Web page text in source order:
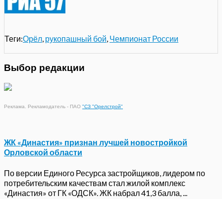
Теги:Орёл рукопашный бой Чемпионат России
Выбор редакции
Реклама. Рекламодатель - ПАО "СЗ "Орелстрой"
ЖК «Династия» признан лучшей новостройкой
Орловской области
По версии Единого Ресурса застройщиков, лидером по
потребительским качествам стал жилой комплекс
«Династия» от ГК «ОДСК». ЖК набрал 41,3 балла, ...